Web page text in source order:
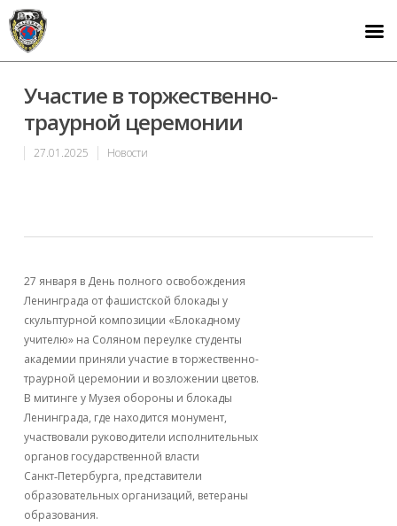
Участие в торжественно-
траурной церемонии
27.01.2025 Новости
27 января в День полного освобождения
Ленинграда от фашистской блокады у
скульптурной композиции «Блокадному
учителю» на Соляном переулке студенты
академии приняли участие в торжественно-
траурной церемонии и возложении цветов.
В митинге у Музея обороны и блокады
Ленинграда, где находится монумент,
участвовали руководители исполнительных
органов государственной власти
Санкт‑Петербурга, представители
образовательных организаций, ветераны
образования.